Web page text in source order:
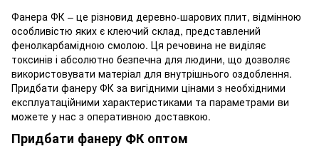
Фанера ФК – це різновид деревно-шарових плит, відмінною
особливістю яких є клеючий склад, представлений
фенолкарбамідною смолою. Ця речовина не виділяє
токсинів і абсолютно безпечна для людини, що дозволяє
використовувати матеріал для внутрішнього оздоблення.
Придбати фанеру ФК за вигідними цінами з необхідними
експлуатаційними характеристиками та параметрами ви
можете у нас з оперативною доставкою.
Придбати фанеру ФК оптом